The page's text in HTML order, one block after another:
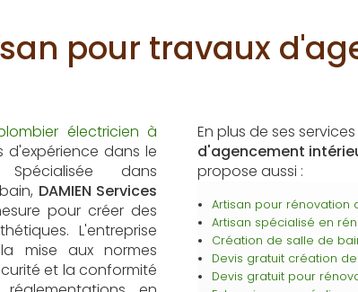
pour travaux
électricien à
dans le
dans
DAMIEN Services
pour créer des
L'entreprise
mise aux normes
et la conformité
En plus de ses services
d'agencement
propose aussi :
Artisan pour rénovation
Artisan spécialisé en
Création de salle de
Devis gratuit création
Devis gratuit pour